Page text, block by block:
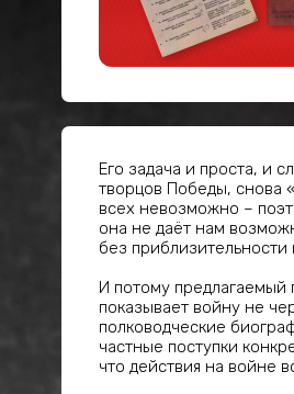
Его задача и проста, и
творцов Победы, снова
всех невозможно –
она не даёт нам
без приблизительности
И потому предлагаемый
показывает войну не
полководческие
частные поступки
что действия на войне